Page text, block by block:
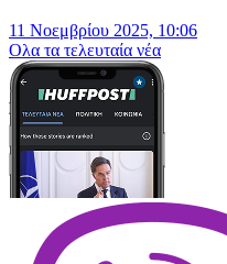
11 Νοεμβρίου 2025, 10:06
Oλα τα τελευταία νέα